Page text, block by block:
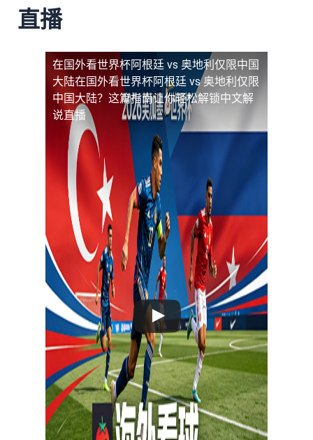
直播
在国外看世界杯阿根廷 vs 奥地利仅限中国
大陆在国外看世界杯阿根廷 vs 奥地利仅限
中国大陆？这篇指南让你轻松解锁中文解
说直播